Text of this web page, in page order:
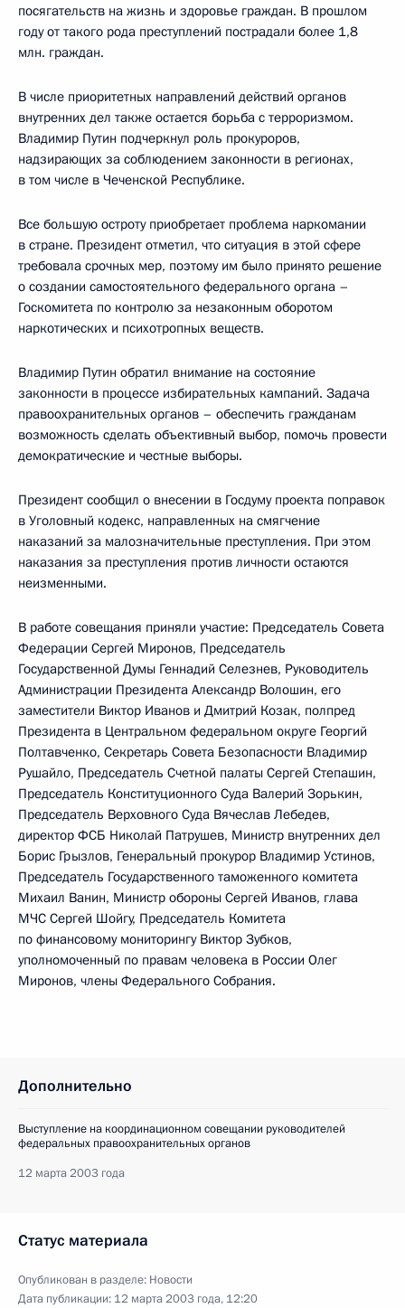
посягательств на жизнь и здоровье граждан. В прошлом
году от такого рода преступлений пострадали более 1,8
млн. граждан.
В числе приоритетных направлений действий органов
внутренних дел также остается борьба с терроризмом.
Владимир Путин подчеркнул роль прокуроров,
надзирающих за соблюдением законности в регионах,
в том числе в Чеченской Республике.
Все большую остроту приобретает проблема наркомании
в стране. Президент отметил, что ситуация в этой сфере
требовала срочных мер, поэтому им было принято решение
о создании самостоятельного федерального органа –
Госкомитета по контролю за незаконным оборотом
наркотических и психотропных веществ.
Владимир Путин обратил внимание на состояние
законности в процессе избирательных кампаний. Задача
правоохранительных органов – обеспечить гражданам
возможность сделать объективный выбор, помочь провести
демократические и честные выборы.
Президент сообщил о внесении в Госдуму проекта поправок
в Уголовный кодекс, направленных на смягчение
наказаний за малозначительные преступления. При этом
наказания за преступления против личности остаются
неизменными.
В работе совещания приняли участие: Председатель Совета
Федерации Сергей Миронов, Председатель
Государственной Думы Геннадий Селезнев, Руководитель
Администрации Президента Александр Волошин, его
заместители Виктор Иванов и Дмитрий Козак, полпред
Президента в Центральном федеральном округе Георгий
Полтавченко, Секретарь Совета Безопасности Владимир
Рушайло, Председатель Счетной палаты Сергей Степашин,
Председатель Конституционного Суда Валерий Зорькин,
Председатель Верховного Суда Вячеслав Лебедев,
директор ФСБ Николай Патрушев, Министр внутренних дел
Борис Грызлов, Генеральный прокурор Владимир Устинов,
Председатель Государственного таможенного комитета
Михаил Ванин, Министр обороны Сергей Иванов, глава
МЧС Сергей Шойгу, Председатель Комитета
по финансовому мониторингу Виктор Зубков,
уполномоченный по правам человека в России Олег
Миронов, члены Федерального Собрания.
Дополнительно
Выступление на координационном совещании руководителей
федеральных правоохранительных органов
12 марта 2003 года
Статус материала
Опубликован в разделе: Новости
Дата публикации: 12 марта 2003 года, 12:20